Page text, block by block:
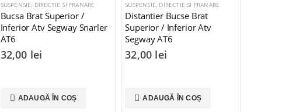
SUSPENSIE, DIRECTIE SI FRANARE
Bucsa Brat Superior /
Inferior Atv Segway Snarler
AT6
32,00 lei
ADAUGĂ ÎN COȘ
SUSPENSIE, DIRECTIE SI FRANARE
Distantier Bucse Brat
Superior / Inferior Atv
Segway AT6
32,00 lei
ADAUGĂ ÎN COȘ